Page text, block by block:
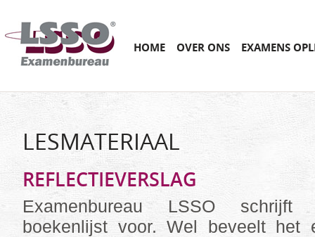
Main menu
SKIP
HOME OVER ONS EXAMENS
LESMATERIAAL
REFLECTIEVERSLAG
Examenbureau LSSO schrijft
boekenlijst voor. Wel beveelt het